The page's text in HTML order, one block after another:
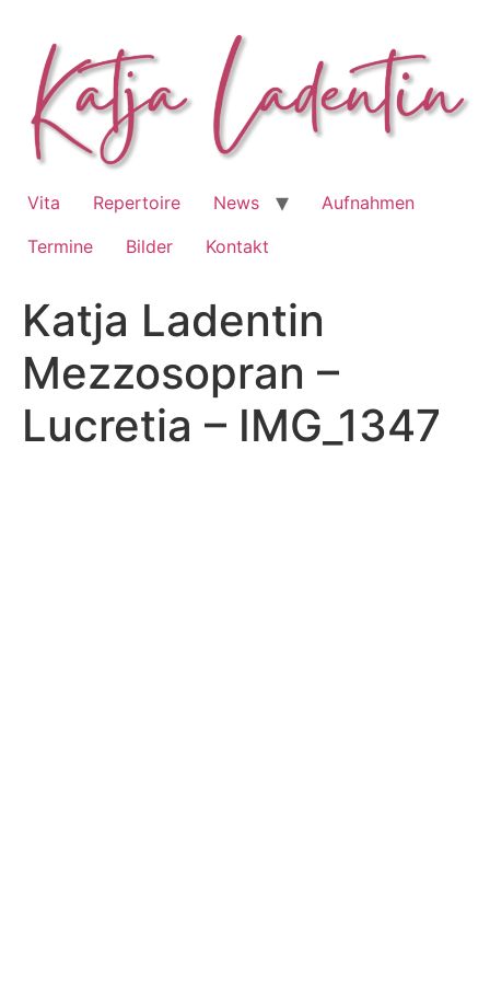
springen
Vita Repertoire News
Aufnahmen
Termine
Bilder Kontakt
Katja Ladentin
Mezzosopran –
Lucretia – IMG_1347